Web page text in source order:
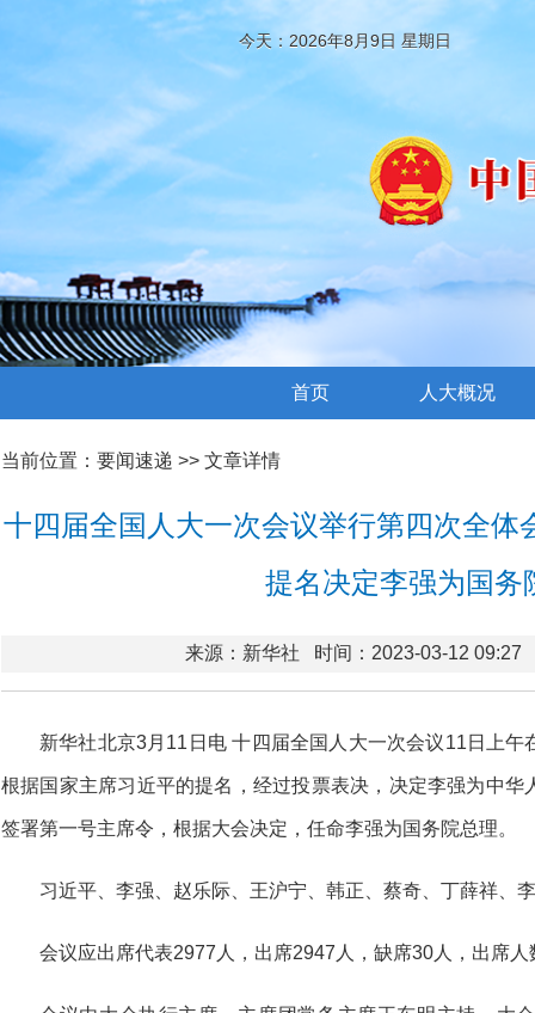
今天：2026年8月9日 星期日
首页 人大概况
当前位置： 要闻速递 >> 文章详情
十四届全国人大一次会议举行第四次全体
提名决定李强为国务
来源：新华社 时间：2023-03-12 09:27
新华社北京3月11日电 十四届全国人大一次会议11日上
根据国家主席习近平的提名，经过投票表决，决定李强为中
签署第一号主席令，根据大会决定，任命李强为国务院总理。
习近平、李强、赵乐际、王沪宁、韩正、蔡奇、丁薛祥、
会议应出席代表2977人，出席2947人，缺席30人，出席